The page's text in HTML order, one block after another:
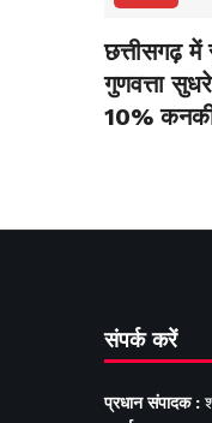
छत्तीसगढ़
गुणवत्ता
10%
संपर्क करें
प्रधान संपादक :